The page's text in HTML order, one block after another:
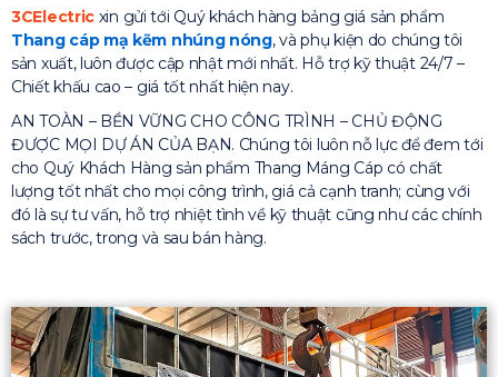
3CElectric xin gửi tới Quý khách hàng bảng giá sản phẩm
Thang cáp mạ kẽm nhúng nóng, và phụ kiện do chúng tôi
sản xuất, luôn được cập nhật mới nhất. Hỗ trợ kỹ thuật 24/7 –
Chiết khấu cao – giá tốt nhất hiện nay.
AN TOÀN – BỀN VỮNG CHO CÔNG TRÌNH – CHỦ ĐỘNG
ĐƯỢC MỌI DỰ ÁN CỦA BẠN. Chúng tôi luôn nỗ lực để đem tới
cho Quý Khách Hàng sản phẩm Thang Máng Cáp có chất
lượng tốt nhất cho mọi công trình, giá cả cạnh tranh; cùng với
đó là sự tư vấn, hỗ trợ nhiệt tình về kỹ thuật cũng như các chính
sách trước, trong và sau bán hàng.